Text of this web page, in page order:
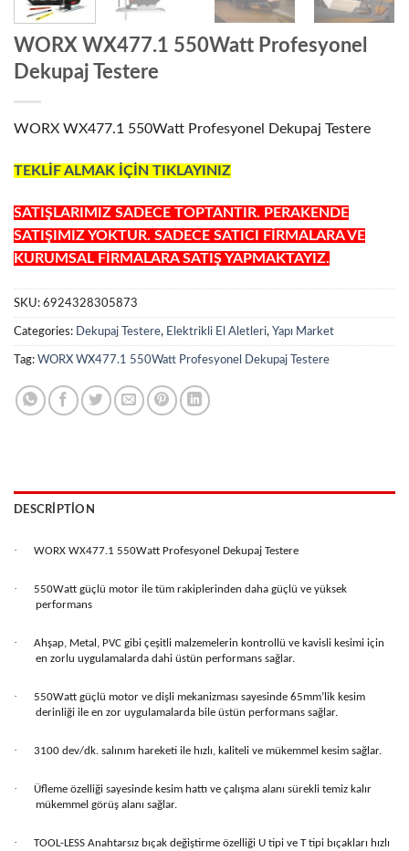
WORX WX477.1 550Watt Profesyonel
Dekupaj Testere
WORX WX477.1 550Watt Profesyonel Dekupaj Testere
TEKLİF ALMAK İÇİN TIKLAYINIZ
SATIŞLARIMIZ SADECE TOPTANTIR. PERAKENDE
SATIŞIMIZ YOKTUR. SADECE SATICI FİRMALARA VE
KURUMSAL FİRMALARA SATIŞ YAPMAKTAYIZ.
SKU: 6924328305873
Categories: Dekupaj Testere, Elektrikli El Aletleri, Yapı Market
Tag: WORX WX477.1 550Watt Profesyonel Dekupaj Testere
DESCRIPTION
· WORX WX477.1 550Watt Profesyonel Dekupaj Testere
·
550Watt güçlü motor ile tüm rakiplerinden daha güçlü ve yüksek
performans
·
Ahşap, Metal, PVC gibi çeşitli malzemelerin kontrollü ve kavisli kesimi için
en zorlu uygulamalarda dahi üstün performans sağlar.
·
550Watt güçlü motor ve dişli mekanizması sayesinde 65mm’lik kesim
derinliği ile en zor uygulamalarda bile üstün performans sağlar.
· 3100 dev/dk. salınım hareketi ile hızlı, kaliteli ve mükemmel kesim sağlar.
·
Üfleme özelliği sayesinde kesim hattı ve çalışma alanı sürekli temiz kalır
mükemmel görüş alanı sağlar.
·
TOOL-LESS Anahtarsız bıçak değiştirme özelliği U tipi ve T tipi bıçakları hızlı